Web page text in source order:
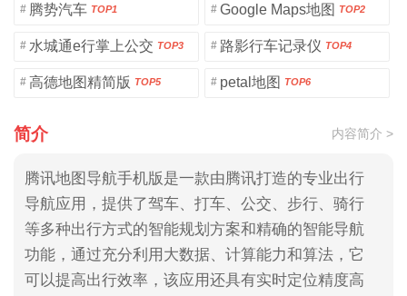
# 腾势汽车 TOP1 # Google Maps地图 TOP2
# 水城通e行掌上公交 TOP3 # 路影行车记录仪 TOP4
# 高德地图精简版 TOP5 # petal地图 TOP6
简介 内容简介 >
腾讯地图导航手机版是一款由腾讯打造的专业出行
导航应用，提供了驾车、打车、公交、步行、骑行
等多种出行方式的智能规划方案和精确的智能导航
功能，通过充分利用大数据、计算能力和算法，它
可以提高出行效率，该应用还具有实时定位精度高